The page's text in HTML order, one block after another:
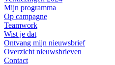
Mijn programma
Op campagne
Teamwork
Wist je dat
Ontvang mijn nieuwsbrief
Overzicht nieuwsbrieven
Contact